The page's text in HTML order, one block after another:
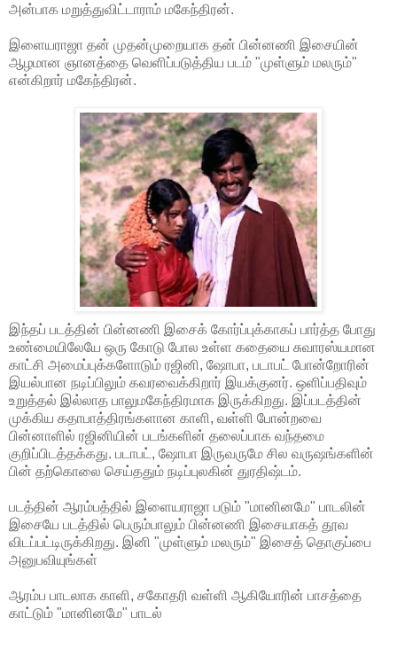
அன்பாக மறுத்துவிட்டாராம் மகேந்திரன்.
இளையராஜா தன் முதன்முறையாக தன் பின்னணி இசையின்
ஆழமான ஞானத்தை வெளிப்படுத்திய படம் "முள்ளும் மலரும்"
என்கிறார் மகேந்திரன்.
இந்தப் படத்தின் பின்னணி இசைக் கோர்ப்புக்காகப் பார்த்த போது
உண்மையிலேயே ஒரு கோடு போல உள்ள கதையை சுவாரஸ்யமான
காட்சி அமைப்புக்களோடும் ரஜினி, ஷோபா, படாபட் போன்றோரின்
இயல்பான நடிப்பிலும் கவரவைக்கிறார் இயக்குனர். ஒளிப்பதிவும்
உறுத்தல் இல்லாத பாலுமகேந்திரமாக இருக்கிறது. இப்படத்தின்
முக்கிய கதாபாத்திரங்களான காளி, வள்ளி போன்றவை
பின்னாளில் ரஜினியின் படங்களின் தலைப்பாக வந்தமை
குறிப்பிடத்தக்கது. படாபட், ஷோபா இருவருமே சில வருஷங்களின்
பின் தற்கொலை செய்ததும் நடிப்புலகின் துரதிஷ்டம்.
படத்தின் ஆரம்பத்தில் இளையராஜா படும் "மானினமே" பாடலின்
இசையே படத்தில் பெரும்பாலும் பின்னணி இசையாகத் தூவ
விடப்பட்டிருக்கிறது. இனி "முள்ளும் மலரும்" இசைத் தொகுப்பை
அனுபவியுங்கள்
ஆரம்ப பாடலாக காளி, சகோதரி வள்ளி ஆகியோரின் பாசத்தை
காட்டும் "மானினமே" பாடல்